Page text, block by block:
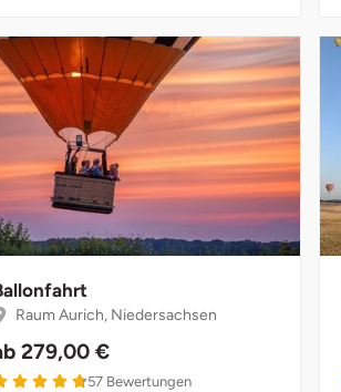
Raum Aurich, Niedersachsen
279,00 €
57 Bewertungen